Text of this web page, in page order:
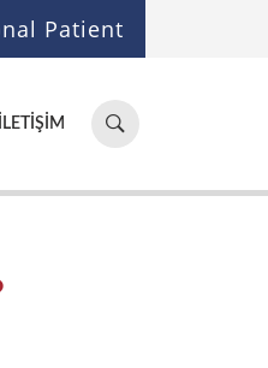
Patient
Hastane,
doktor,
ara...
İLETIŞIM